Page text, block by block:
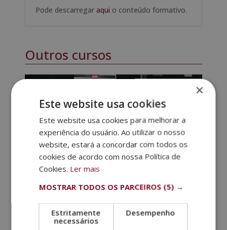
Pode descarregar aqui o conteúdo formativo.
Outros cursos
×
Este website usa cookies
Este website usa cookies para melhorar a
experiência do usuário. Ao utilizar o nosso
website, estará a concordar com todos os
cookies de acordo com nossa Política de
Cookies. Ler mais
MOSTRAR TODOS OS PARCEIROS (5) →
Estritamente
necessários
Desempenho